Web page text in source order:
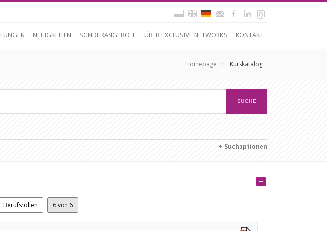
NEUIGKEITEN SONDERANGEBOTE ÜBER EXCLUSIVE NETWORKS KONTAKT
Homepage / Kurskatalog
+ Suchoptionen
Berufsrollen 6von 6